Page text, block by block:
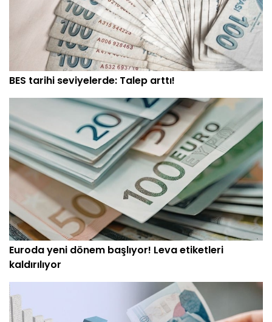
BES tarihi seviyelerde: Talep arttı!
Euroda yeni dönem başlıyor! Leva etiketleri
kaldırılıyor